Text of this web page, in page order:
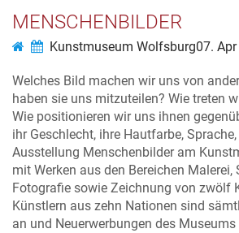
MENSCHENBILDER
Kunstmuseum Wolfsburg07.
Welches Bild machen wir uns von
haben sie uns mitzuteilen? Wie treten
Wie positionieren wir uns ihnen
ihr Geschlecht, ihre Hautfarbe,
Ausstellung Menschenbilder am
mit Werken aus den Bereichen Malerei,
Fotografie sowie Zeichnung von zwölf
Künstlern aus zehn Nationen sind
an und Neuerwerbungen des